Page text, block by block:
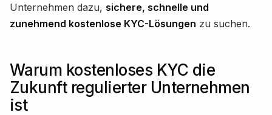
Unternehmen dazu, sichere, schnelle und
zunehmend kostenlose KYC-Lösungen zu suchen.
Warum kostenloses KYC die
Zukunft regulierter Unternehmen
ist